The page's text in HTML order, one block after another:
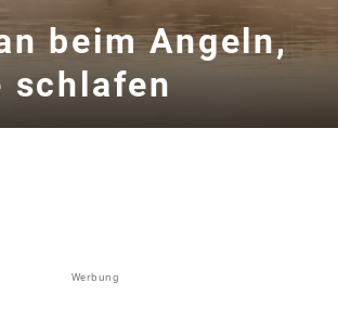
beim Angeln,
schlafen
Werbung